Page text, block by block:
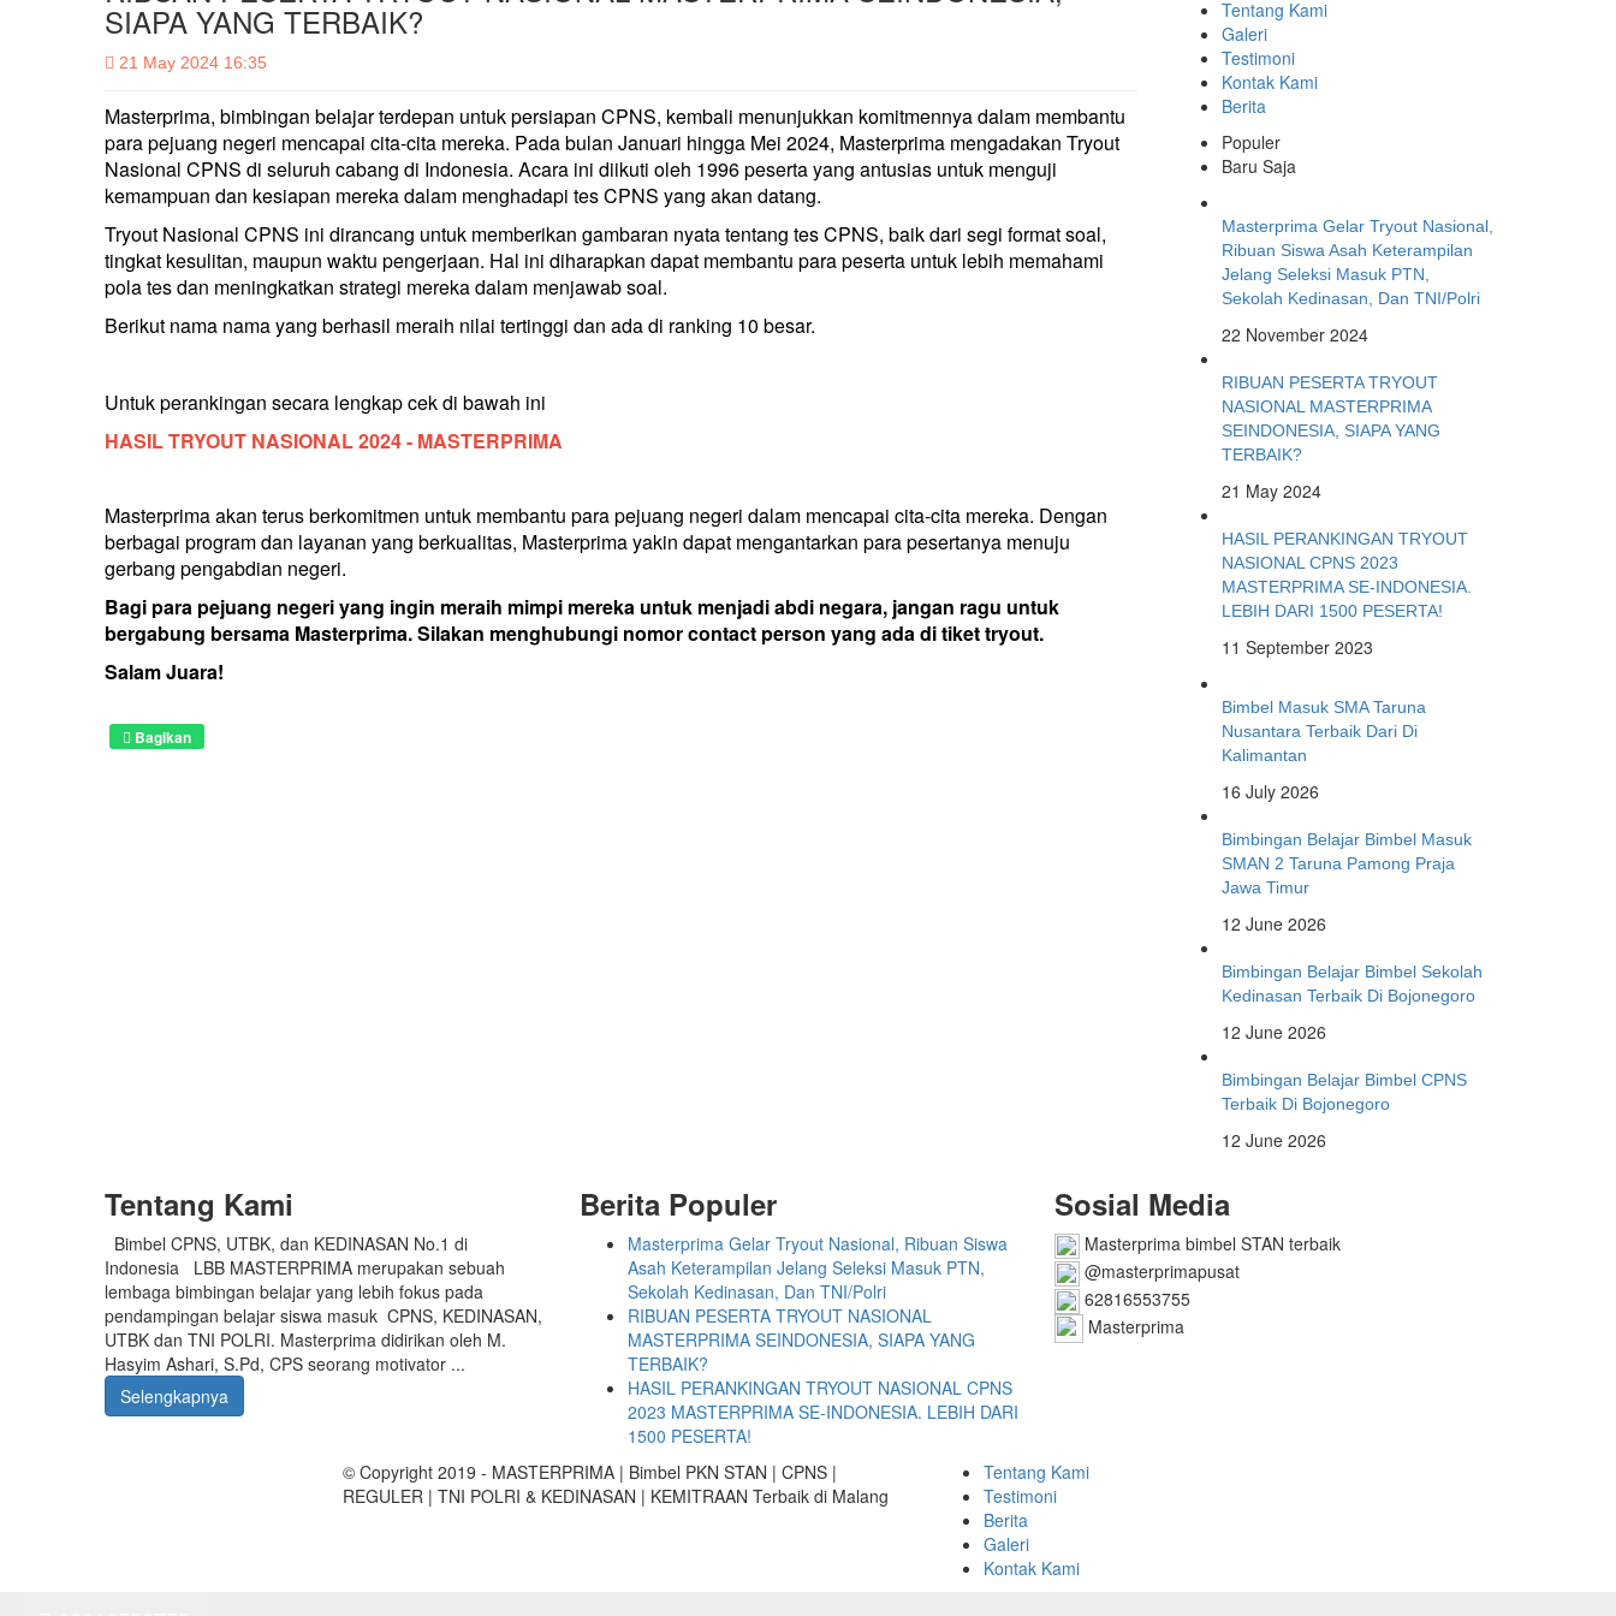
SIAPA YANG TERBAIK?
21 May 2024 16:35
Masterprima, bimbingan belajar terdepan untuk persiapan CPNS, kembali menunjukkan komitmennya dalam membantu
para pejuang negeri mencapai cita-cita mereka. Pada bulan Januari hingga Mei 2024, Masterprima mengadakan Tryout
Nasional CPNS di seluruh cabang di Indonesia. Acara ini diikuti oleh 1996 peserta yang antusias untuk menguji
kemampuan dan kesiapan mereka dalam menghadapi tes CPNS yang akan datang.
Tryout Nasional CPNS ini dirancang untuk memberikan gambaran nyata tentang tes CPNS, baik dari segi format soal,
tingkat kesulitan, maupun waktu pengerjaan. Hal ini diharapkan dapat membantu para peserta untuk lebih memahami
pola tes dan meningkatkan strategi mereka dalam menjawab soal.
Berikut nama nama yang berhasil meraih nilai tertinggi dan ada di ranking 10 besar.
Untuk perankingan secara lengkap cek di bawah ini
HASIL TRYOUT NASIONAL 2024 - MASTERPRIMA
Masterprima akan terus berkomitmen untuk membantu para pejuang negeri dalam mencapai cita-cita mereka. Dengan
berbagai program dan layanan yang berkualitas, Masterprima yakin dapat mengantarkan para pesertanya menuju
gerbang pengabdian negeri.
Bagi para pejuang negeri yang ingin meraih mimpi mereka untuk menjadi abdi negara, jangan ragu untuk
bergabung bersama Masterprima. Silakan menghubungi nomor contact person yang ada di tiket tryout.
Salam Juara!
Bagikan
Tentang Kami
Galeri
Testimoni
Kontak Kami
Berita
Populer
Baru Saja
Masterprima Gelar Tryout Nasional,
Ribuan Siswa Asah Keterampilan
Jelang Seleksi Masuk PTN,
Sekolah Kedinasan, Dan TNI/Polri
22 November 2024
RIBUAN PESERTA TRYOUT
NASIONAL MASTERPRIMA
SEINDONESIA, SIAPA YANG
TERBAIK?
21 May 2024
HASIL PERANKINGAN TRYOUT
NASIONAL CPNS 2023
MASTERPRIMA SE-INDONESIA.
LEBIH DARI 1500 PESERTA!
11 September 2023
Bimbel Masuk SMA Taruna
Nusantara Terbaik Dari Di
Kalimantan
16 July 2026
Bimbingan Belajar Bimbel Masuk
SMAN 2 Taruna Pamong Praja
Jawa Timur
12 June 2026
Bimbingan Belajar Bimbel Sekolah
Kedinasan Terbaik Di Bojonegoro
12 June 2026
Bimbingan Belajar Bimbel CPNS
Terbaik Di Bojonegoro
12 June 2026
Tentang Kami
Bimbel CPNS, UTBK, dan KEDINASAN No.1 di
Indonesia LBB MASTERPRIMA merupakan sebuah
lembaga bimbingan belajar yang lebih fokus pada
pendampingan belajar siswa masuk CPNS, KEDINASAN,
UTBK dan TNI POLRI. Masterprima didirikan oleh M.
Hasyim Ashari, S.Pd, CPS seorang motivator ...
Selengkapnya
Berita Populer
Masterprima Gelar Tryout Nasional, Ribuan Siswa
Asah Keterampilan Jelang Seleksi Masuk PTN,
Sekolah Kedinasan, Dan TNI/Polri
RIBUAN PESERTA TRYOUT NASIONAL
MASTERPRIMA SEINDONESIA, SIAPA YANG
TERBAIK?
HASIL PERANKINGAN TRYOUT NASIONAL CPNS
2023 MASTERPRIMA SE-INDONESIA. LEBIH DARI
1500 PESERTA!
Sosial Media
Masterprima bimbel STAN terbaik
@masterprimapusat
62816553755
Masterprima
© Copyright 2019 - MASTERPRIMA | Bimbel PKN STAN | CPNS |
REGULER | TNI POLRI & KEDINASAN | KEMITRAAN Terbaik di Malang
Tentang Kami
Testimoni
Berita
Galeri
Kontak Kami